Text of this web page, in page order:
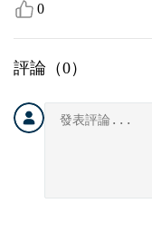
0
評論（0）